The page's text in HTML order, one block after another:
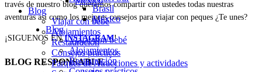
Blog
Viajar con bebé
Alojamientos
Restauración
Consejos prácticos
Parques de Atracciones y actividades
Brasil
México
Blog
Viajar con bebé
Alojamientos
Restauración
través de nuestro blog queremos compartir con ustedes todas nuestras
aventuras así como los mejores consejos para viajar con peques ¿Te unes?
¡SIGUENOS ENINSTAGRAM!
BLOG RESPONSABLE